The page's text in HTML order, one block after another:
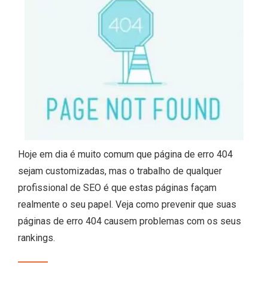
Hoje em dia é muito comum que página de erro 404
sejam customizadas, mas o trabalho de qualquer
profissional de SEO é que estas páginas façam
realmente o seu papel. Veja como prevenir que suas
páginas de erro 404 causem problemas com os seus
rankings.